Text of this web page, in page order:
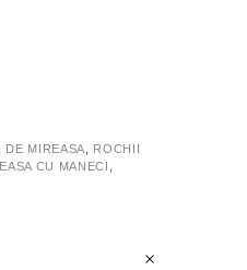
DE MIREASA
ROCHII
CU MANECI